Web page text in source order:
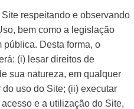
respeitando e observando
bem como a legislação
pública. Desta forma, o
(i) lesar direitos de
sua natureza, em qualquer
uso do Site; (ii) executar
e a utilização do Site,